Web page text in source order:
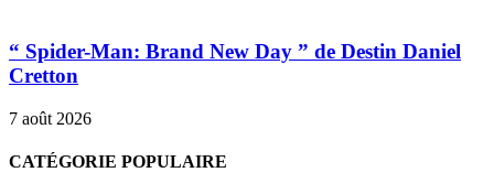
“ Spider-Man: Brand New Day ” de Destin Daniel
Cretton
7 août 2026
CATÉGORIE POPULAIRE